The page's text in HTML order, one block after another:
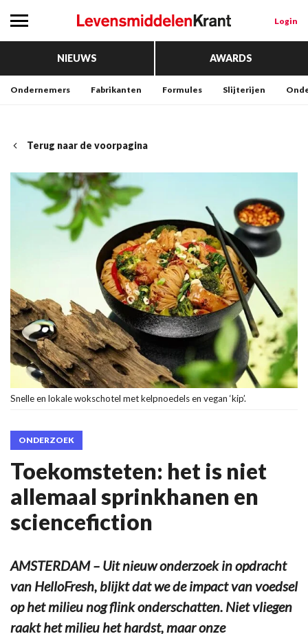
Login
NIEUWS AWARDS
Ondernemers Fabrikanten Formules Slijterijen
Terug naar de voorpagina
Snelle en lokale wokschotel met kelpnoedels en vegan ‘kip’.
ONDERZOEK
Toekomsteten: het is niet
allemaal sprinkhanen en
sciencefiction
AMSTERDAM – Uit nieuw onderzoek in opdracht
van HelloFresh, blijkt dat we de impact van voedsel
op het milieu nog flink onderschatten. Niet vliegen
raakt het milieu het hardst, maar onze